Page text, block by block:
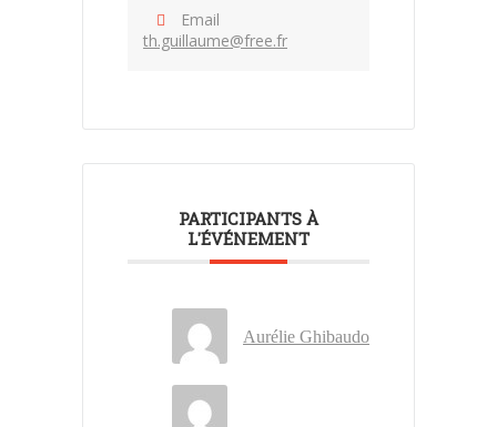
Email
th.guillaume@free.fr
PARTICIPANTS À
L'ÉVÉNEMENT
Aurélie Ghibaudo